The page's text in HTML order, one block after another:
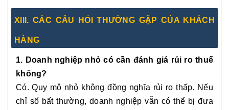
XIII. CÁC CÂU HỎI THƯỜNG GẶP CỦA KHÁCH
HÀNG
1. Doanh nghiệp nhỏ có cần đánh giá rủi ro thuế
không?
Có. Quy mô nhỏ không đồng nghĩa rủi ro thấp. Nếu
chỉ số bất thường, doanh nghiệp vẫn có thể bị đưa